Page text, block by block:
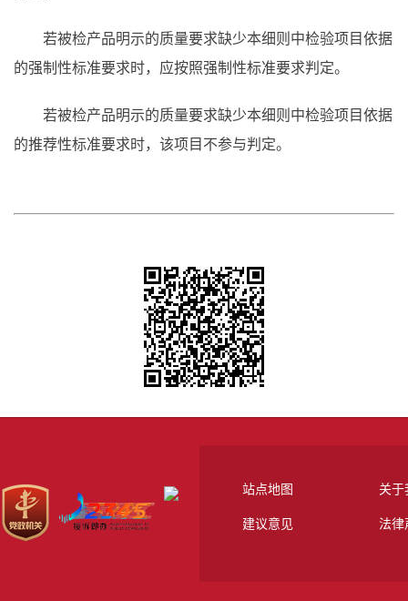
若被检产品明示的质量要求缺少本细则中检验项目依据
的强制性标准要求时，应按照强制性标准要求判定。
若被检产品明示的质量要求缺少本细则中检验项目依据
的推荐性标准要求时，该项目不参与判定。
站点地图 关于
建议意见 法律